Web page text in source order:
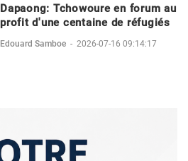
Dapaong: Tchowoure en forum au
profit d'une centaine de réfugiés
Edouard Samboe - 2026-07-16 09:14:17